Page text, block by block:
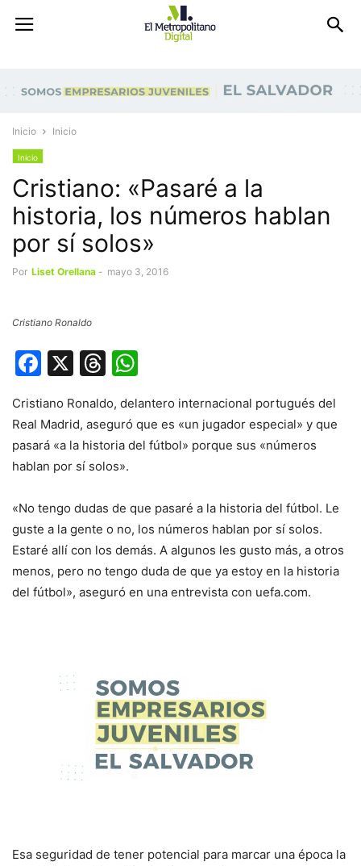
Inicio Inicio
Inicio
Cristiano: «Pasaré a la
historia, los números hablan
por sí solos»
Por Liset Orellana - mayo 3, 2016
Cristiano Ronaldo
Facebook
X Threads
Cristiano Ronaldo, delantero internacional portugués del
Real Madrid, aseguró que es «un jugador especial» y que
pasará «a la historia del fútbol» porque sus «números
hablan por sí solos».
«No tengo dudas de que pasaré a la historia del fútbol. Le
guste a la gente o no, los números hablan por sí solos.
Estaré allí con los demás. A algunos les gusto más, a otros
menos, pero no tengo duda de que ya estoy en la historia
del fútbol», aseguró en una entrevista con uefa.com.
Esa seguridad de tener potencial para marcar una época la